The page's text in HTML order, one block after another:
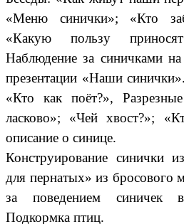
«Меню синички»; «Кто
«Какую пользу
Наблюдение за синичками
презентации «Наши
«Кто как поёт?»,
ласково»; «Чей хвост?»;
описание о синице.
Конструирование синички
для пернатых»из бросового
за поведением синичек
Подкормка птиц.